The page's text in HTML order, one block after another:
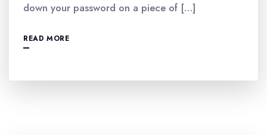
down your password on a piece of […]
READ MORE